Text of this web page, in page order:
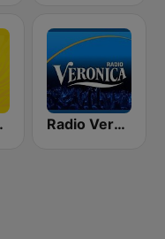
Uur Radio Veronica